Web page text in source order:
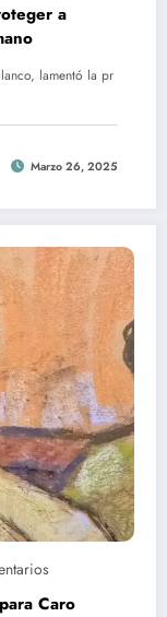
a
lamentó la pr
Marzo 26, 2025
Caro